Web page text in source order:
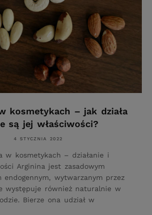
kosmetykach – jak działa
są jej właściwości?
4 STYCZNIA 2022
w kosmetykach – działanie i
Arginina jest zasadowym
endogennym, wytwarzanym przez
występuje również naturalnie w
Bierze ona udział w